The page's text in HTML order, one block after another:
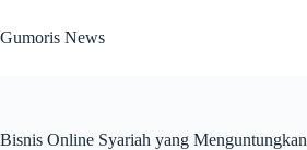
to
content
Gumoris News
Bisnis Online Syariah yang Menguntungkan